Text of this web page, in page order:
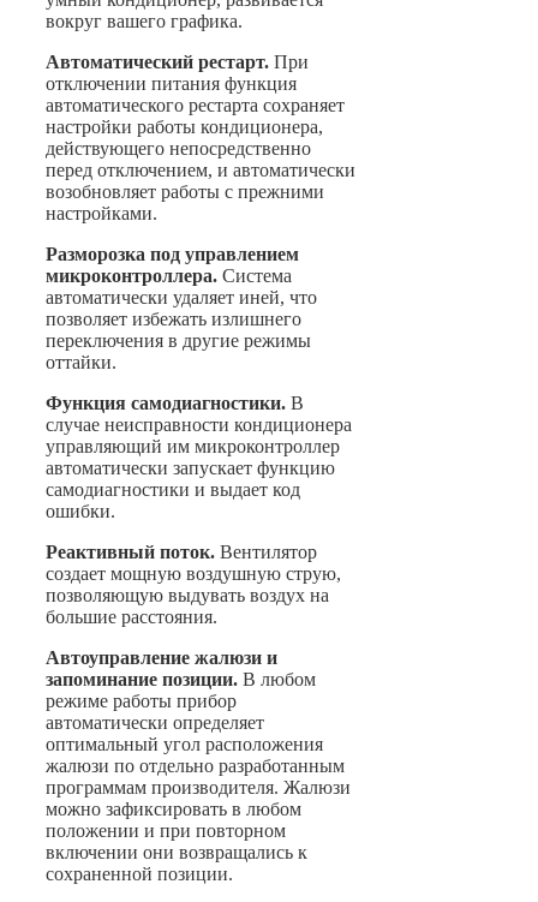
вокруг вашего графика.
Автоматический рестарт. При
отключении питания функция
автоматического рестарта сохраняет
настройки работы кондиционера,
действующего непосредственно
перед отключением, и автоматически
возобновляет работы с прежними
настройками.
Разморозка под управлением
микроконтроллера. Система
автоматически удаляет иней, что
позволяет избежать излишнего
переключения в другие режимы
оттайки.
Функция самодиагностики. В
случае неисправности кондиционера
управляющий им микроконтроллер
автоматически запускает функцию
самодиагностики и выдает код
ошибки.
Реактивный поток. Вентилятор
создает мощную воздушную струю,
позволяющую выдувать воздух на
большие расстояния.
Автоуправление жалюзи и
запоминание позиции. В любом
режиме работы прибор
автоматически определяет
оптимальный угол расположения
жалюзи по отдельно разработанным
программам производителя. Жалюзи
можно зафиксировать в любом
положении и при повторном
включении они возвращались к
сохраненной позиции.